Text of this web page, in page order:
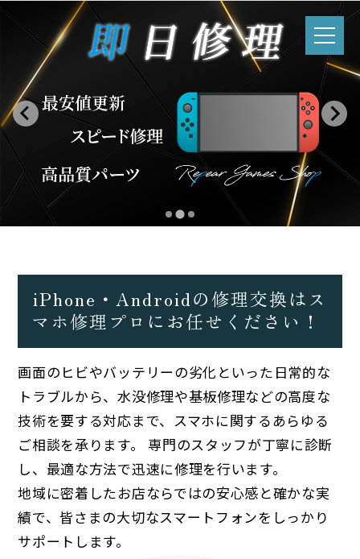
iPhone・Androidの修理交換はス
マホ修理プロにお任せください！
画面のヒビやバッテリーの劣化といった日常的な
トラブルから、水没修理や基板修理などの高度な
技術を要する対応まで、スマホに関するあらゆる
ご相談を承ります。
専門のスタッフが丁寧に診断
し、最適な方法で迅速に修理を行います。
地域に密着したお店ならではの安心感と確かな実
績で、皆さまの大切なスマートフォンをしっかり
サポートします。